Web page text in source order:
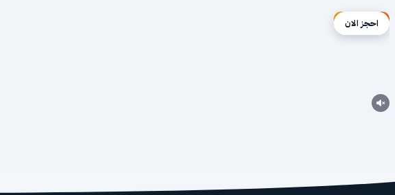
إعلان ممول
احجز الان